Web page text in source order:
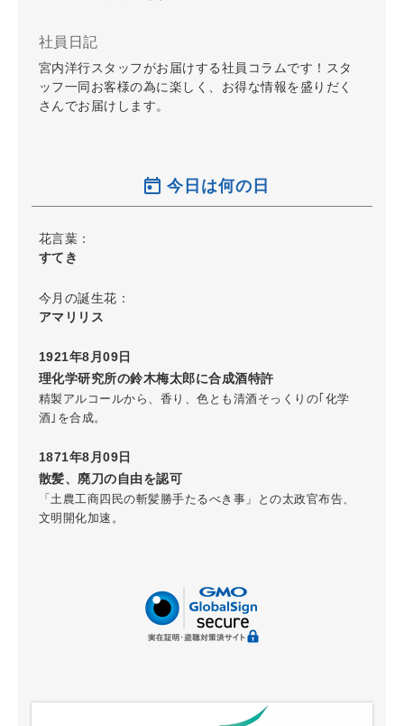
社員日記
宮内洋行スタッフがお届けする社員コラムです！スタ
ッフ一同お客様の為に楽しく、お得な情報を盛りだく
さんでお届けします。
今日は何の日
花言葉：
すてき
今月の誕生花：
アマリリス
1921年8月09日
理化学研究所の鈴木梅太郎に合成酒特許
精製アルコールから、香り、色とも清酒そっくりの｢化学
酒｣を合成。
1871年8月09日
散髪、廃刀の自由を認可
「土農工商四民の斬髪勝手たるべき事」との太政官布告、
文明開化加速。